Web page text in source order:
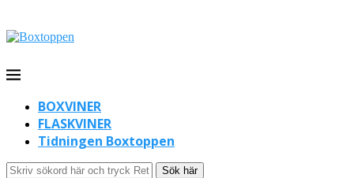
BOXVINER
FLASKVINER
Tidningen Boxtoppen
Sök här